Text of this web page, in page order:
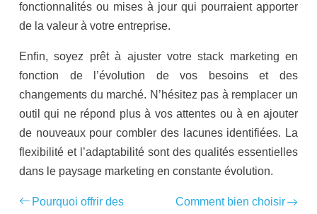
fonctionnalités ou mises à jour qui pourraient apporter
de la valeur à votre entreprise.
Enfin, soyez prêt à ajuster votre stack marketing en
fonction de l’évolution de vos besoins et des
changements du marché. N’hésitez pas à remplacer un
outil qui ne répond plus à vos attentes ou à en ajouter
de nouveaux pour combler des lacunes identifiées. La
flexibilité et l’adaptabilité sont des qualités essentielles
dans le paysage marketing en constante évolution.
Pourquoi offrir des
Comment bien choisir